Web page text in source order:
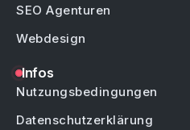
SEO Agenturen
Webdesign
Infos
Nutzungsbedingungen
Datenschutzerklärung